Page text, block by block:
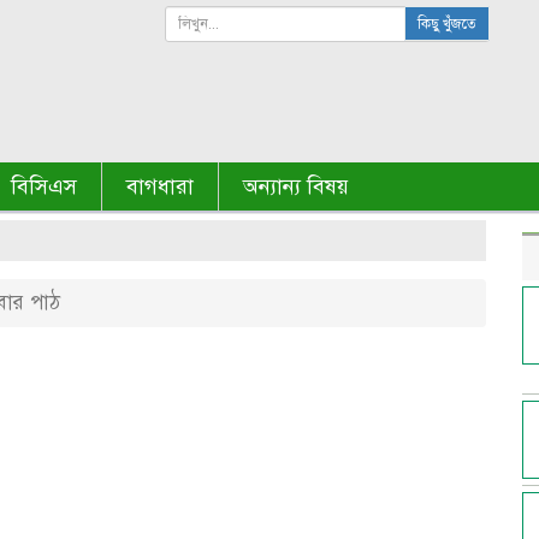
কিছু খুঁজতে
বিসিএস বাগধারা অন্যান্য বিষয়
পাঠ